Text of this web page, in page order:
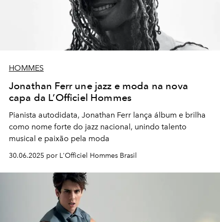
HOMMES
Jonathan Ferr une jazz e moda na nova
capa da L’Officiel Hommes
Pianista autodidata, Jonathan Ferr lança álbum e brilha
como nome forte do jazz nacional, unindo talento
musical e paixão pela moda
30.06.2025 por L'Officiel Hommes Brasil